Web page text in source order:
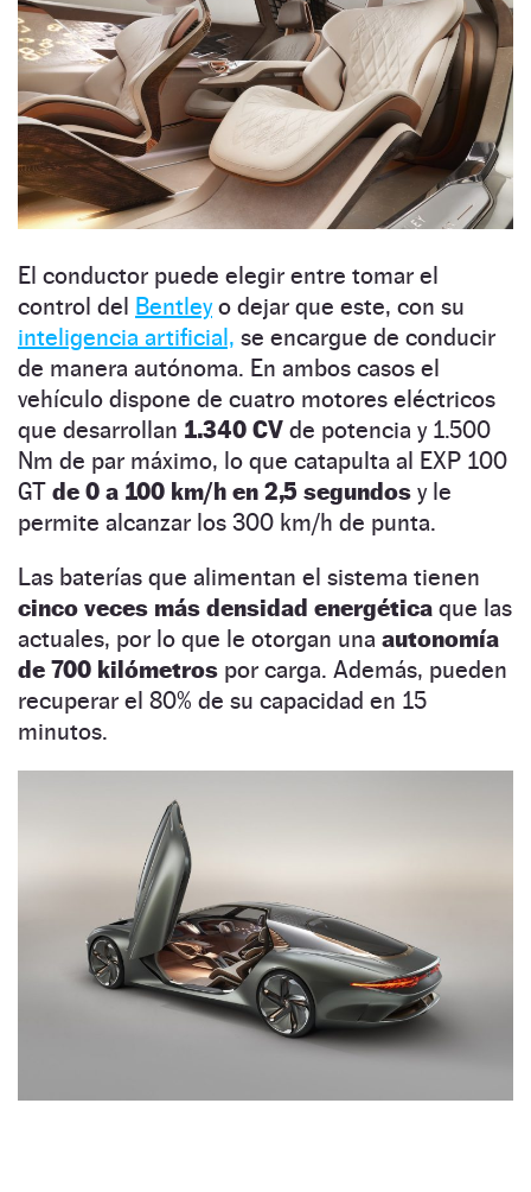
El conductor puede elegir entre tomar el
control del Bentleyo dejar que este, con su
inteligencia artificial, se encargue de conducir
de manera autónoma. En ambos casos el
vehículo dispone de cuatro motores eléctricos
que desarrollan 1.340 CV de potencia y 1.500
Nm de par máximo, lo que catapulta al EXP 100
GT de 0 a 100 km/h en 2,5 segundos y le
permite alcanzar los 300 km/h de punta.
Las baterías que alimentan el sistema tienen
cinco veces más densidad energética que las
actuales, por lo que le otorgan una autonomía
de 700 kilómetros por carga. Además, pueden
recuperar el 80% de su capacidad en 15
minutos.